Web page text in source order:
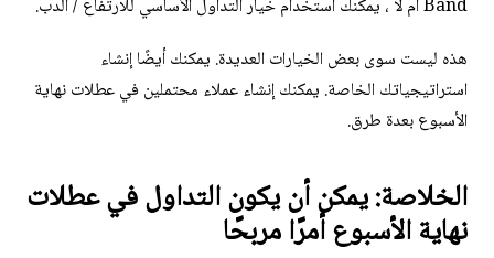
Band أم لا ، يمكنك استخدام خيار التداول الأساسي للارتفاع / الدب.
هذه ليست سوى بعض الخيارات العديدة. يمكنك أيضًا إنشاء
استراتيجياتك الخاصة. يمكنك إنشاء عملاء محتملين في عطلات نهاية
الأسبوع بعدة طرق.
الخلاصة: يمكن أن يكون التداول في عطلات
نهاية الأسبوع أمرًا مربحًا